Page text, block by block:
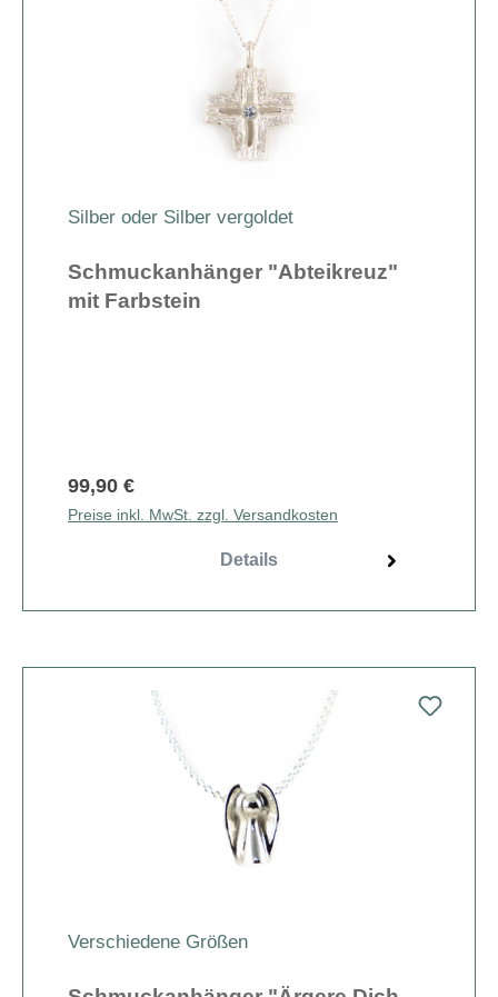
Silber oder Silber vergoldet
Schmuckanhänger "Abteikreuz"
mit Farbstein
99,90 €
Preise inkl. MwSt. zzgl. Versandkosten
Details
Verschiedene Größen